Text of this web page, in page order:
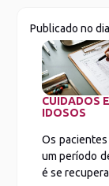
Publicado no dia
CUIDADOS
IDOSOS
Os pacientes
um período
é se